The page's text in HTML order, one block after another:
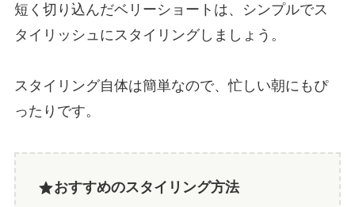
短く切り込んだベリーショートは、シンプルでス
タイリッシュにスタイリングしましょう。
スタイリング自体は簡単なので、忙しい朝にもぴ
ったりです。
おすすめのスタイリング方法